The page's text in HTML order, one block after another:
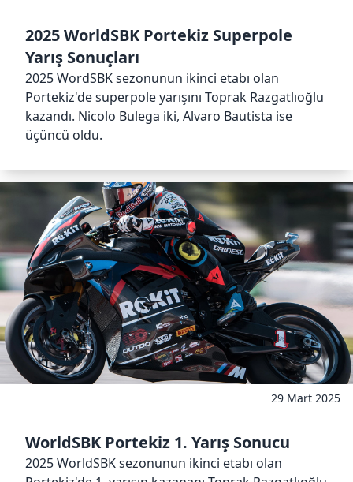
2025 WorldSBK Portekiz Superpole
Yarış Sonuçları
2025 WordSBK sezonunun ikinci etabı olan
Portekiz'de superpole yarışını Toprak Razgatlıoğlu
kazandı. Nicolo Bulega iki, Alvaro Bautista ise
üçüncü oldu.
29 Mart 2025
WorldSBK Portekiz 1. Yarış Sonucu
2025 WorldSBK sezonunun ikinci etabı olan